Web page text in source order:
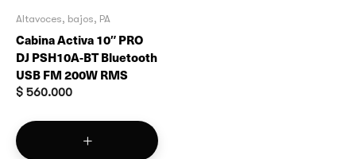
Altavoces, bajos, PA
Cabina Activa 10″ PRO
DJ PSH10A-BT Bluetooth
USB FM 200W RMS
$ 560.000